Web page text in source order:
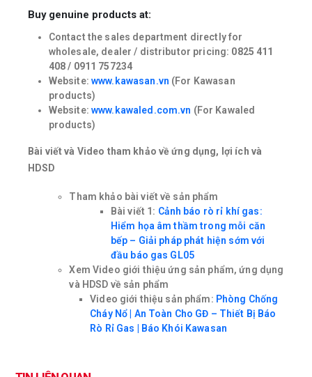
Buy genuine products at:
Contact the sales department directly for
wholesale, dealer / distributor pricing: 0825 411
408 / 0911 757234
Website: www.kawasan.vn (For Kawasan
products)
Website: www.kawaled.com.vn (For Kawaled
products)
Bài viết và Video tham khảo về ứng dụng, lợi ích và
HDSD
Tham khảo bài viết về sản phẩm
Bài viết 1: Cảnh báo rò rỉ khí gas:
Hiểm họa âm thầm trong mỗi căn
bếp – Giải pháp phát hiện sớm với
đầu báo gas GL05
Xem Video giới thiệu ứng sản phẩm, ứng dụng
và HDSD về sản phẩm
Video giới thiệu sản phẩm: Phòng Chống
Cháy Nổ | An Toàn Cho GĐ – Thiết Bị Báo
Rò Rỉ Gas | Báo Khói Kawasan